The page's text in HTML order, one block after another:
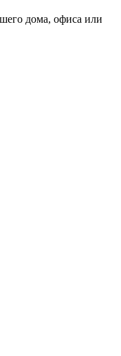
дома, офиса или